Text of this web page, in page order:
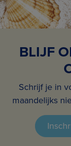
BLIJF
Schrijf je in
maandelijks